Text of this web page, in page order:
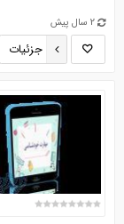
2 سال پیش
جزئیات